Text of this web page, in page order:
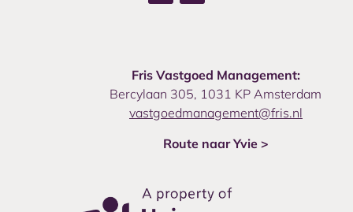
Fris Vastgoed Management:
Bercylaan 305, 1031 KP Amsterdam
vastgoedmanagement@fris.nl
Route naar Yvie >